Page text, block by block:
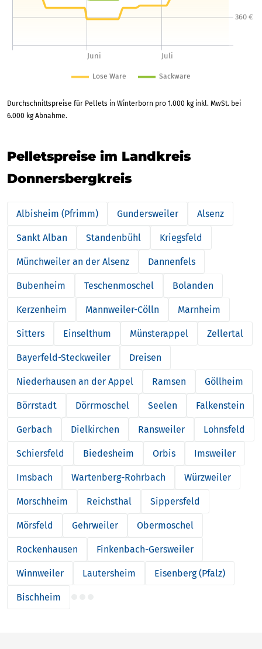
Durchschnittspreise für Pellets in Winterborn pro 1.000 kg inkl. MwSt. bei
6.000 kg Abnahme.
Pelletspreise im Landkreis
Donnersbergkreis
Albisheim (Pfrimm) Gundersweiler Alsenz
Sankt Alban Standenbühl Kriegsfeld
Münchweiler an der Alsenz Dannenfels
Bubenheim Teschenmoschel Bolanden
Kerzenheim Mannweiler-Cölln Marnheim
Sitters Einselthum Münsterappel Zellertal
Bayerfeld-Steckweiler Dreisen
Niederhausen an der Appel Ramsen Göllheim
Börrstadt Dörrmoschel Seelen Falkenstein
Gerbach Dielkirchen Ransweiler Lohnsfeld
Schiersfeld Biedesheim Orbis Imsweiler
Imsbach Wartenberg-Rohrbach Würzweiler
Morschheim Reichsthal Sippersfeld
Mörsfeld Gehrweiler Obermoschel
Rockenhausen Finkenbach-Gersweiler
Winnweiler Lautersheim Eisenberg (Pfalz)
Bischheim